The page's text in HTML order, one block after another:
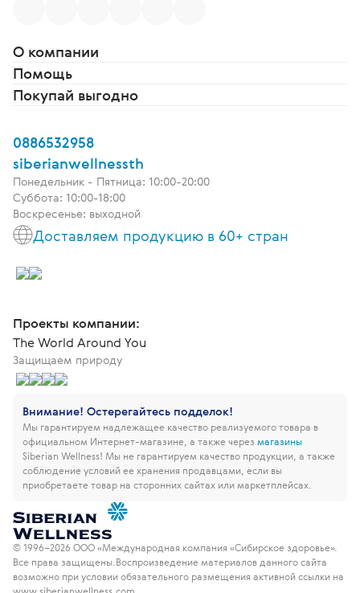
О компании
Помощь
Покупай выгодно
0886532958
siberianwellnessth
Понедельник - Пятница: 10:00-20:00
Суббота: 10:00-18:00
Воскресенье: выходной
Доставляем продукцию в 60+ стран
Проекты компании:
The World Around You
Защищаем природу
Внимание! Остерегайтесь подделок!
Мы гарантируем надлежащее качество реализуемого товара в
официальном Интернет-магазине, а также через магазины
Siberian Wellness! Мы не гарантируем качество продукции, а также
соблюдение условий ее хранения продавцами, если вы
приобретаете товар на сторонних сайтах или маркетплейсах.
© 1996–2026 ООО «Международная компания «Сибирское здоровье».
Все права защищены. Воспроизведение материалов данного сайта
возможно при условии обязательного размещения активной ссылки на